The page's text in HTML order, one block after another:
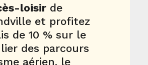
loisir de
et profitez
de 10 % sur le
des parcours
aérien, le